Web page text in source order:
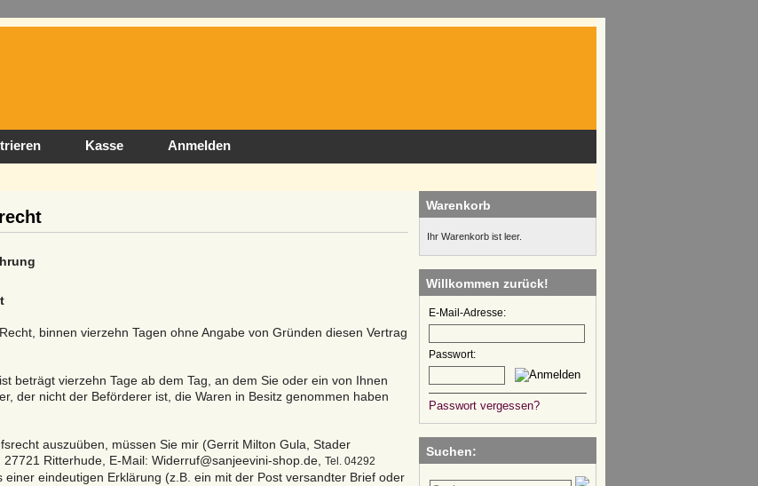
Kasse Anmelden
binnen vierzehn Tagen ohne Angabe von Gründen diesen Vertrag
beträgt vierzehn Tage ab dem Tag, an dem Sie oder ein von Ihnen
der nicht der Beförderer ist, die Waren in Besitz genommen haben
auszuüben, müssen Sie mir (Gerrit Milton Gula, Stader
Ritterhude, E-Mail: Widerruf@sanjeevini-shop.de,
Tel. 04292
einer eindeutigen Erklärung (z.B. ein mit der Post versandter Brief oder
Warenkorb
Ihr Warenkorb ist leer.
Willkommen zurück!
E-Mail-Adresse:
Passwort:
Passwort vergessen?
Suchen: